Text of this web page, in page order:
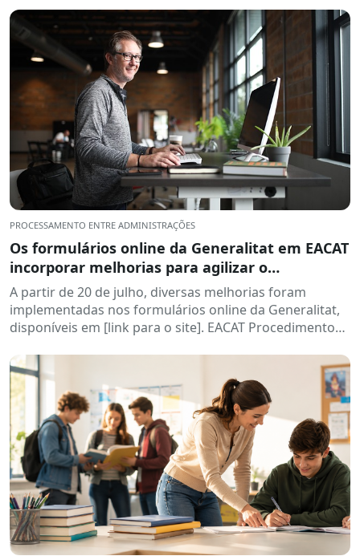
PROCESSAMENTO ENTRE ADMINISTRAÇÕES
Os formulários online da Generalitat em EACAT
incorporar melhorias para agilizar o
processamento
A partir de 20 de julho, diversas melhorias foram
implementadas nos formulários online da Generalitat,
disponíveis em [link para o site]. EACAT Procedimentos.